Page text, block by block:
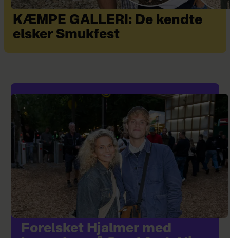
KÆMPE GALLERI: De kendte
elsker Smukfest
Forelsket Hjalmer med